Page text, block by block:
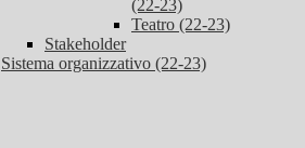
(22-23)
Teatro (22-23)
Stakeholder
Sistema organizzativo (22-23)